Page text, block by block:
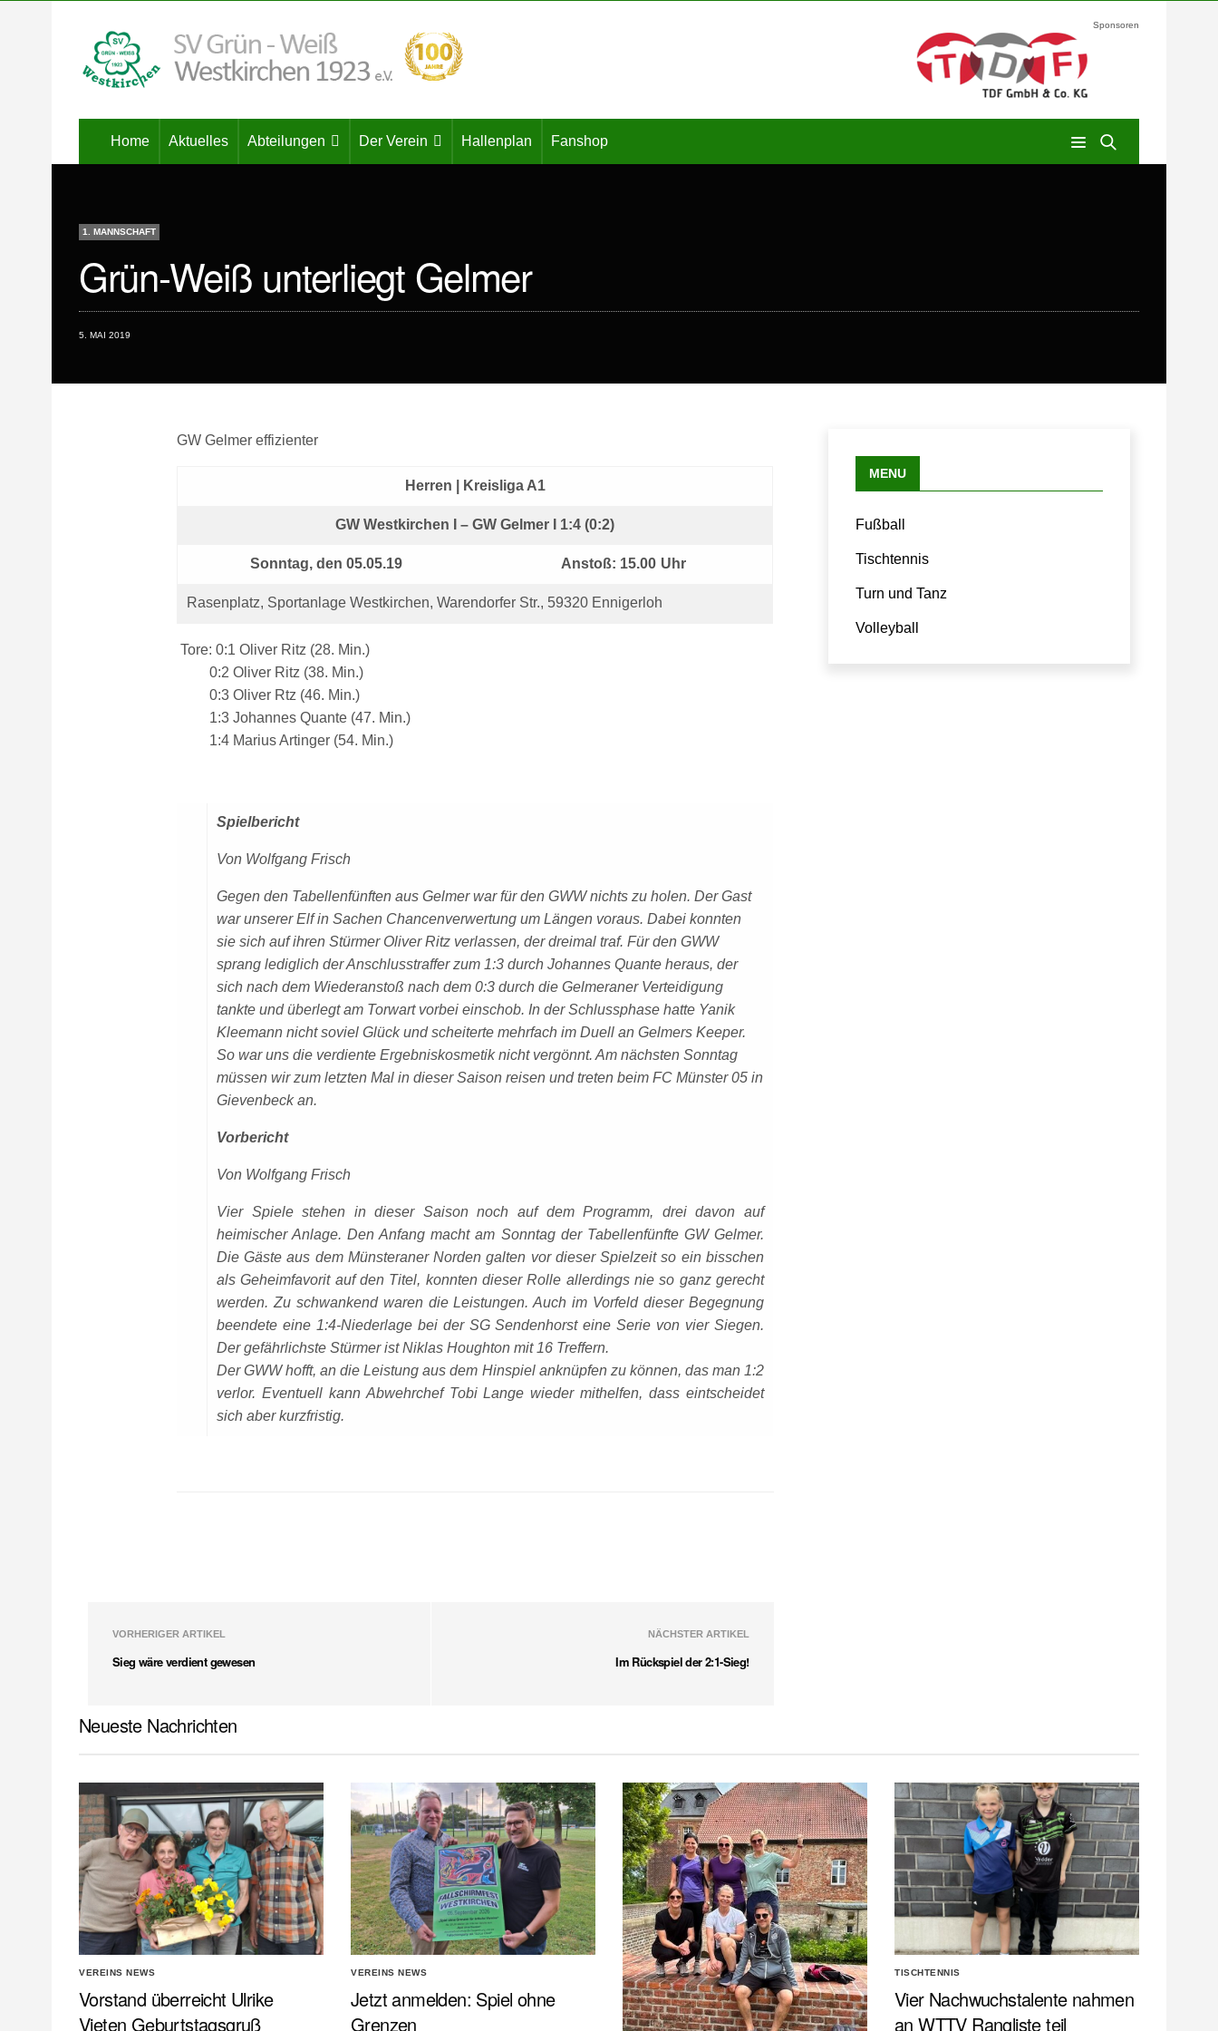
Sponsoren
Home Aktuelles Abteilungen Der Verein Hallenplan Fanshop
1. MANNSCHAFT
Grün-Weiß unterliegt Gelmer
5. MAI 2019
GW Gelmer effizienter
Herren | Kreisliga A1
GW Westkirchen I – GW Gelmer I 1:4 (0:2)
Sonntag, den 05.05.19 Anstoß: 15.00 Uhr
Rasenplatz, Sportanlage Westkirchen, Warendorfer Str., 59320 Ennigerloh
Tore: 0:1 Oliver Ritz (28. Min.)
0:2 Oliver Ritz (38. Min.)
0:3 Oliver Rtz (46. Min.)
1:3 Johannes Quante (47. Min.)
1:4 Marius Artinger (54. Min.)
Spielbericht
Von Wolfgang Frisch
Gegen den Tabellenfünften aus Gelmer war für den GWW nichts zu holen. Der Gast
war unserer Elf in Sachen Chancenverwertung um Längen voraus. Dabei konnten
sie sich auf ihren Stürmer Oliver Ritz verlassen, der dreimal traf. Für den GWW
sprang lediglich der Anschlusstraffer zum 1:3 durch Johannes Quante heraus, der
sich nach dem Wiederanstoß nach dem 0:3 durch die Gelmeraner Verteidigung
tankte und überlegt am Torwart vorbei einschob. In der Schlussphase hatte Yanik
Kleemann nicht soviel Glück und scheiterte mehrfach im Duell an Gelmers Keeper.
So war uns die verdiente Ergebniskosmetik nicht vergönnt. Am nächsten Sonntag
müssen wir zum letzten Mal in dieser Saison reisen und treten beim FC Münster 05 in
Gievenbeck an.
Vorbericht
Von Wolfgang Frisch
Vier Spiele stehen in dieser Saison noch auf dem Programm, drei davon auf
heimischer Anlage. Den Anfang macht am Sonntag der Tabellenfünfte GW Gelmer.
Die Gäste aus dem Münsteraner Norden galten vor dieser Spielzeit so ein bisschen
als Geheimfavorit auf den Titel, konnten dieser Rolle allerdings nie so ganz gerecht
werden. Zu schwankend waren die Leistungen. Auch im Vorfeld dieser Begegnung
beendete eine 1:4-Niederlage bei der SG Sendenhorst eine Serie von vier Siegen.
Der gefährlichste Stürmer ist Niklas Houghton mit 16 Treffern.
Der GWW hofft, an die Leistung aus dem Hinspiel anknüpfen zu können, das man 1:2
verlor. Eventuell kann Abwehrchef Tobi Lange wieder mithelfen, dass eintscheidet
sich aber kurzfristig.
VORHERIGER ARTIKEL
Sieg wäre verdient gewesen
NÄCHSTER ARTIKEL
Im Rückspiel der 2:1-Sieg!
MENU
Fußball
Tischtennis
Turn und Tanz
Volleyball
Neueste Nachrichten
VEREINS NEWS
Vorstand überreicht Ulrike
Vieten Geburtstagsgruß
VEREINS NEWS
Jetzt anmelden: Spiel ohne
Grenzen
TISCHTENNIS
Vier Nachwuchstalente nahmen
an WTTV Rangliste teil